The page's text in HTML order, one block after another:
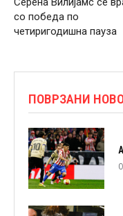
со победа по
четиригодишна пауза
ПОВРЗАНИ